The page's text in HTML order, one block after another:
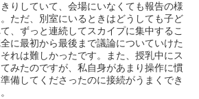
りしていて、会場にいなくても報告の様
ただ、別室にいるときはどうしても子ど
、ずっと連続してスカイプに集中するこ
に最初から最後まで議論についていけた
れは難しかったです。また、授乳中にス
みたのですが、私自身があまり操作に慣
備してくださったのに接続がうまくでき